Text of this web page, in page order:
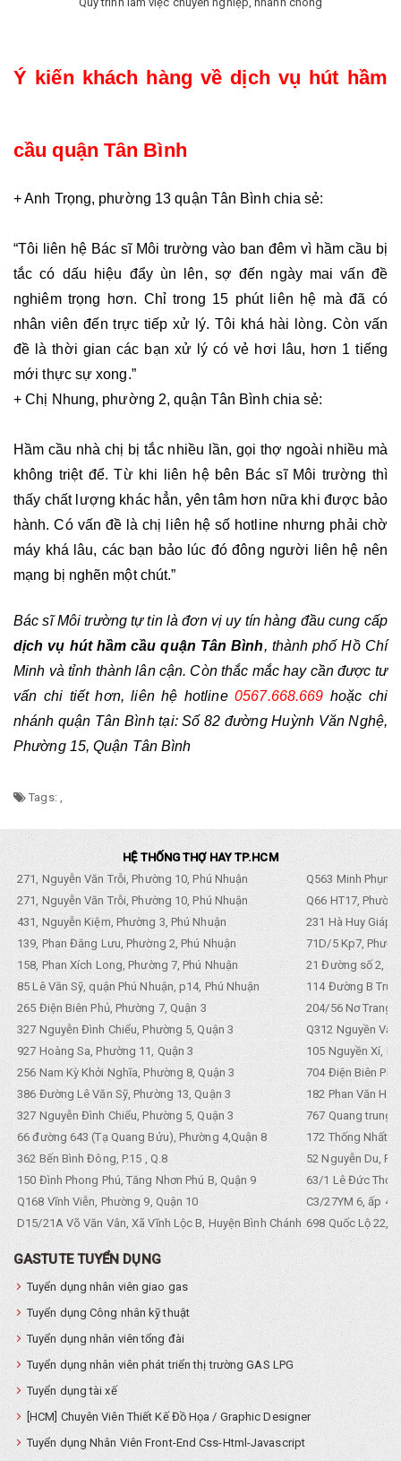
Ý kiến khách hàng về dịch vụ hút hầm
cầu quận Tân Bình
+ Anh Trọng, phường 13 quận Tân Bình chia sẻ:
“Tôi liên hệ Bác sĩ Môi trường vào ban đêm vì hầm cầu bị
tắc có dấu hiệu đẩy ùn lên, sợ đến ngày mai vấn đề
nghiêm trọng hơn. Chỉ trong 15 phút liên hệ mà đã có
nhân viên đến trực tiếp xử lý. Tôi khá hài lòng. Còn vấn
đề là thời gian các bạn xử lý có vẻ hơi lâu, hơn 1 tiếng
mới thực sự xong.”
+ Chị Nhung, phường 2, quận Tân Bình chia sẻ:
Hầm cầu nhà chị bị tắc nhiều lần, gọi thợ ngoài nhiều mà
không triệt để. Từ khi liên hệ bên Bác sĩ Môi trường thì
thấy chất lượng khác hẳn, yên tâm hơn nữa khi được bảo
hành. Có vấn đề là chị liên hệ số hotline nhưng phải chờ
máy khá lâu, các bạn bảo lúc đó đông người liên hệ nên
mạng bị nghẽn một chút.”
dịch vụ hút hầm cầu quận Tân Bình, thành phố Hồ Chí
Minh và tỉnh thành lân cận. Còn thắc mắc hay cần được tư
vấn chi tiết hơn, liên hệ hotline 0567.668.669 hoặc chi
nhánh quận Tân Bình tại: Số 82 đường Huỳnh Văn Nghệ,
Phường 15, Quận Tân Bình
Tags: ,
HỆ THỐNG THỢ HAY TP.HCM
271, Nguyễn Văn Trỗi, Phường 10, Phú Nhuận
Q563 Minh
271, Nguyễn Văn Trỗi, Phường 10, Phú Nhuận
Q66 HT17,
431, Nguyễn Kiệm, Phường 3, Phú Nhuận
231 Hà Huy Giáp,
139, Phan Đăng Lưu, Phường 2, Phú Nhuận
71D/5 Kp7,
158, Phan Xích Long, Phường 7, Phú Nhuận
21 Đường số 2,
85 Lê Văn Sỹ, quận Phú Nhuận, p14, Phú Nhuận
114 Đường B
265 Điện Biên Phủ, Phường 7, Quận 3
204/56 Nơ Trang
327 Nguyễn Đình Chiểu, Phường 5, Quận 3
Q312 Nguyền
927 Hoàng Sa, Phường 11, Quận 3
105 Nguyền Xí,
256 Nam Kỳ Khởi Nghĩa, Phường 8, Quận 3
704 Điện Biên
386 Đường Lê Văn Sỹ, Phường 13, Quận 3
182 Phan Văn
327 Nguyễn Đình Chiểu, Phường 5, Quận 3
767 Quang trung,
66 đường 643 (Tạ Quang Bửu), Phường 4,Quận 8
172 Thống Nhất.
362 Bến Bình Đông, P.15 , Q.8
52 Nguyễn Du,
150 Đình Phong Phú, Tăng Nhơn Phú B, Quận 9
63/1 Lê Đức Thọ,
Q168 Vĩnh Viễn, Phường 9, Quận 10
C3/27YM 6, ấp 4,
D15/21A Võ Văn Vân, Xã Vĩnh Lộc B, Huyện Bình Chánh 698 Quốc Lộ 22,
GASTUTE TUYỂN DỤNG
Tuyển dụng nhân viên giao gas
Tuyển dụng Công nhân kỹ thuật
Tuyển dụng nhân viên tổng đài
Tuyển dụng nhân viên phát triển thị trường GAS LPG
Tuyển dụng tài xế
[HCM] Chuyên Viên Thiết Kế Đồ Họa / Graphic Designer
Tuyển dụng Nhân Viên Front-End Css-Html-Javascript